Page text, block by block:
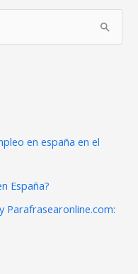
en españa en el
España?
Parafrasearonline.com: